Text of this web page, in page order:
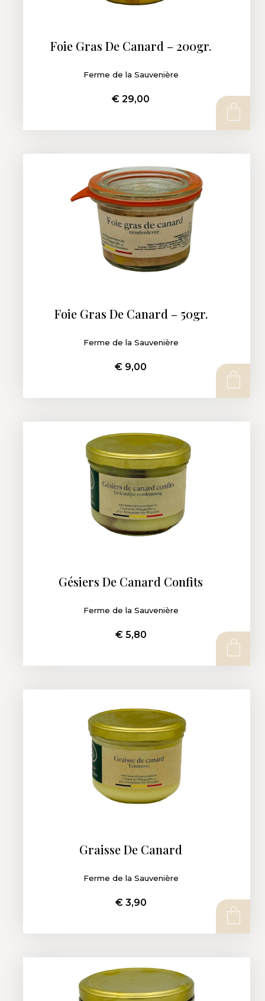
Foie Gras De Canard – 200gr.
Ferme de la Sauvenière
€ 29,00
Foie Gras De Canard – 50gr.
Ferme de la Sauvenière
€ 9,00
Gésiers De Canard Confits
Ferme de la Sauvenière
€5,80
Graisse De Canard
Ferme de la Sauvenière
€3,90